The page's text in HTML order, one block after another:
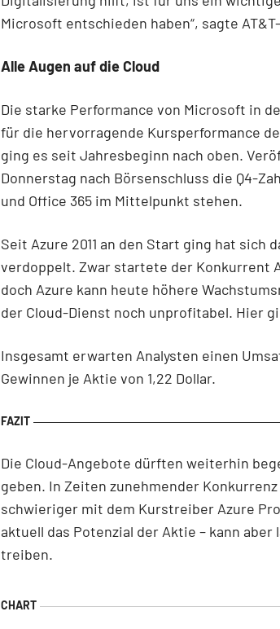
Microsoft entschieden haben“, sagte
Alle Augen auf die Cloud
Die starke Performance von Microsoft in
für die hervorragende Kursperformance
ging es seit Jahresbeginn nach oben.
Donnerstag nach Börsenschluss die Q4-
und Office 365 im Mittelpunkt stehen.
Seit Azure 2011 an den Start ging hat sich
verdoppelt. Zwar startete der Konkurrent
doch Azure kann heute höhere
der Cloud-Dienst noch unprofitabel. Hier
Insgesamt erwarten Analysten einen
Gewinnen je Aktie von 1,22 Dollar.
Die Cloud-Angebote dürften weiterhin
geben. In Zeiten zunehmender
schwieriger mit dem Kurstreiber Azure
aktuell das Potenzial der Aktie – kann
treiben.